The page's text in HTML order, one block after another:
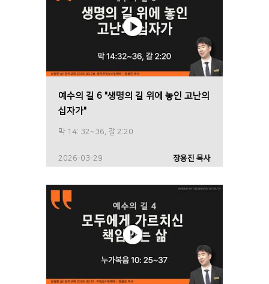
예수의 길 6 "생명의 길 위에 놓인 고난의
십자가"
막 14: 32~36, 갈 2:20
2026-03-29 장용진 목사